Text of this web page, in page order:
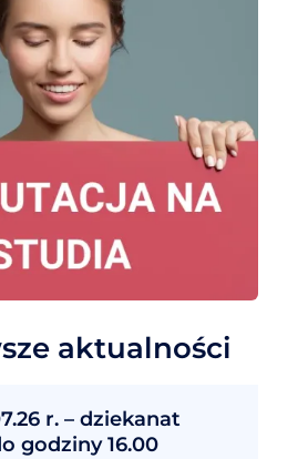
aktualności
r. – dziekanat
godziny 16.00